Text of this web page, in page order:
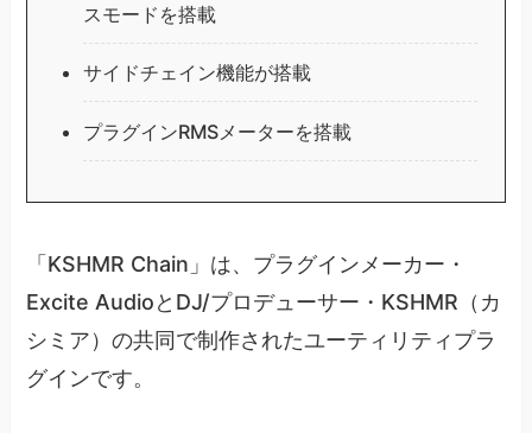
スモードを搭載
サイドチェイン機能が搭載
プラグインRMSメーターを搭載
「KSHMR Chain」は、プラグインメーカー・
Excite AudioとDJ/プロデューサー・KSHMR（カ
シミア）の共同で制作されたユーティリティプラ
グインです。